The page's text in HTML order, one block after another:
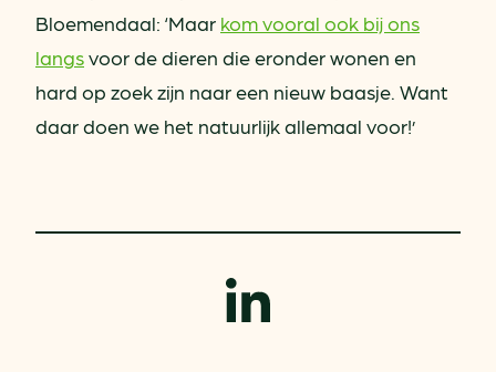
Bloemendaal: ‘Maar kom vooral ook bij ons
langsvoor de dieren die eronder wonen en
hard op zoek zijn naar een nieuw baasje. Want
daar doen we het natuurlijk allemaal voor!’